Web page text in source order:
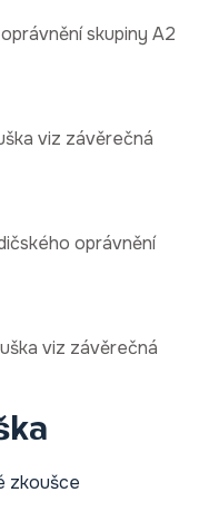
skupiny A2
viz závěrečná
oprávnění
viz závěrečná
zkoušce